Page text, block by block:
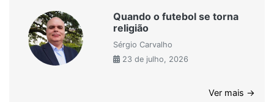
Quando o futebol se torna
religião
Sérgio Carvalho
23 de julho, 2026
Ver mais →